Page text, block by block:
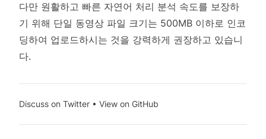
다만 원활하고 빠른 자연어 처리 분석 속도를 보장하
기 위해 단일 동영상 파일 크기는 500MB 이하로 인코
딩하여 업로드하시는 것을 강력하게 권장하고 있습니
다.
Discuss on Twitter • View on GitHub